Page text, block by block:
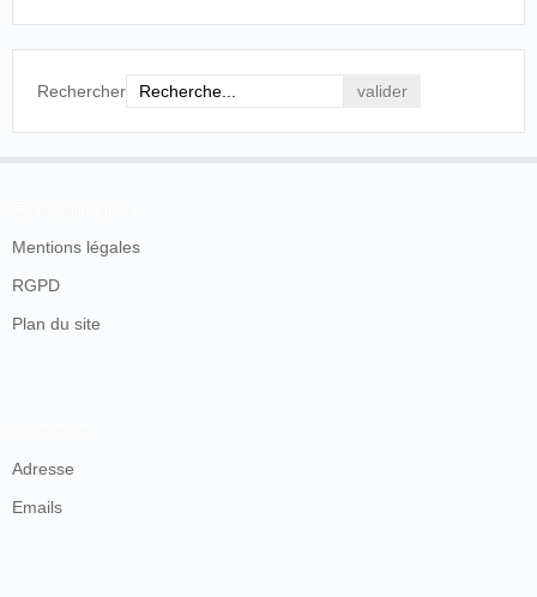
Rechercher
Mentions légales
RGPD
Plan du site
Adresse
Emails